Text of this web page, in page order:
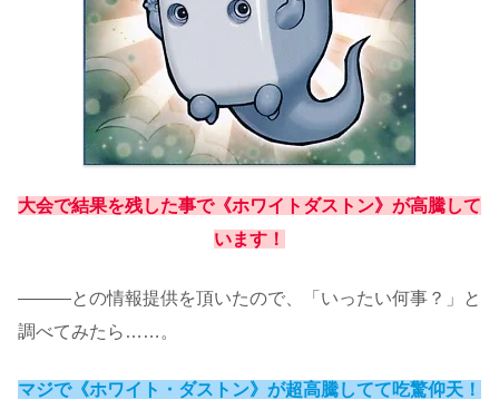
大会で結果を残した事で《ホワイトダストン》が高騰して
います！
―――との情報提供を頂いたので、「いったい何事？」と
調べてみたら……。
マジで《ホワイト・ダストン》が超高騰してて吃驚仰天！